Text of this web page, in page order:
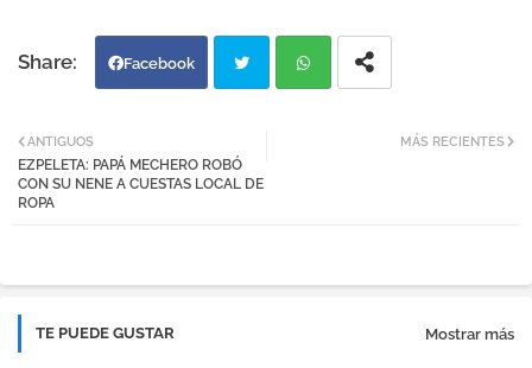
Facebook
tter
MÁS RECIENTES
ANTIGUOS
EZPELETA: PAPÁ MECHERO ROBÓ
CON SU NENE A CUESTAS LOCAL DE
ROPA
TE PUEDE GUSTAR Mostrar más